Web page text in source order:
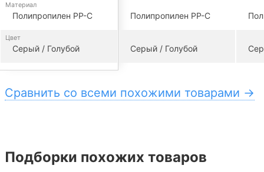
Материал
Полипропилен PP-C
Цвет
Серый / Голубой
Полипропилен PP-C
Серый / Голубой
Сравнить со всеми похожими товарами →
Подборки похожих товаров